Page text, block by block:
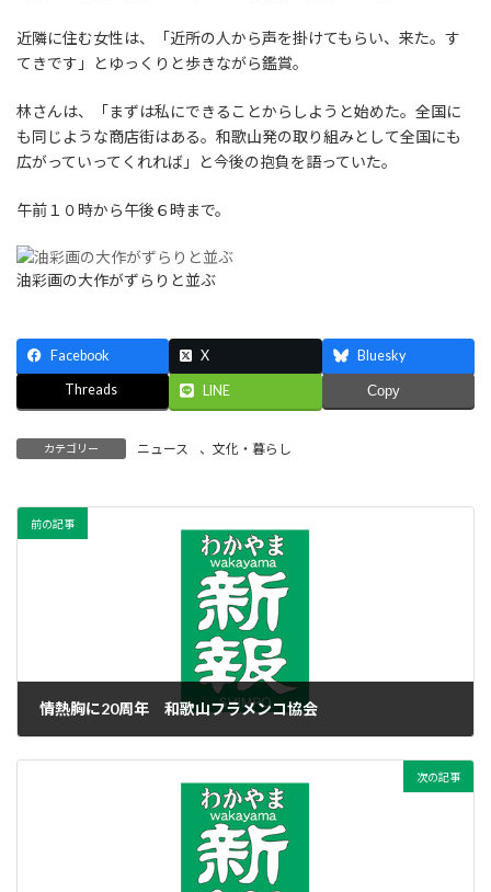
近隣に住む女性は、「近所の人から声を掛けてもらい、来た。す
てきです」とゆっくりと歩きながら鑑賞。
林さんは、「まずは私にできることからしようと始めた。全国に
も同じような商店街はある。和歌山発の取り組みとして全国にも
広がっていってくれれば」と今後の抱負を語っていた。
午前１０時から午後６時まで。
油彩画の大作がずらりと並ぶ
Facebook X Bluesky
Threads LINE Copy
カテゴリー ニュース 、 文化・暮らし
前の記事
情熱胸に20周年 和歌山フラメンコ協会
次の記事